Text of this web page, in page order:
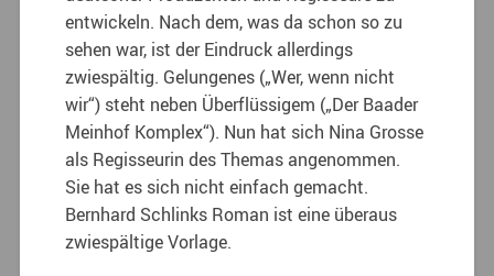
entwickeln. Nach dem, was da schon so zu
sehen war, ist der Eindruck allerdings
zwiespältig. Gelungenes („Wer, wenn nicht
wir“) steht neben Überflüssigem („Der Baader
Meinhof Komplex“). Nun hat sich Nina Grosse
als Regisseurin des Themas angenommen.
Sie hat es sich nicht einfach gemacht.
Bernhard Schlinks Roman ist eine überaus
zwiespältige Vorlage.